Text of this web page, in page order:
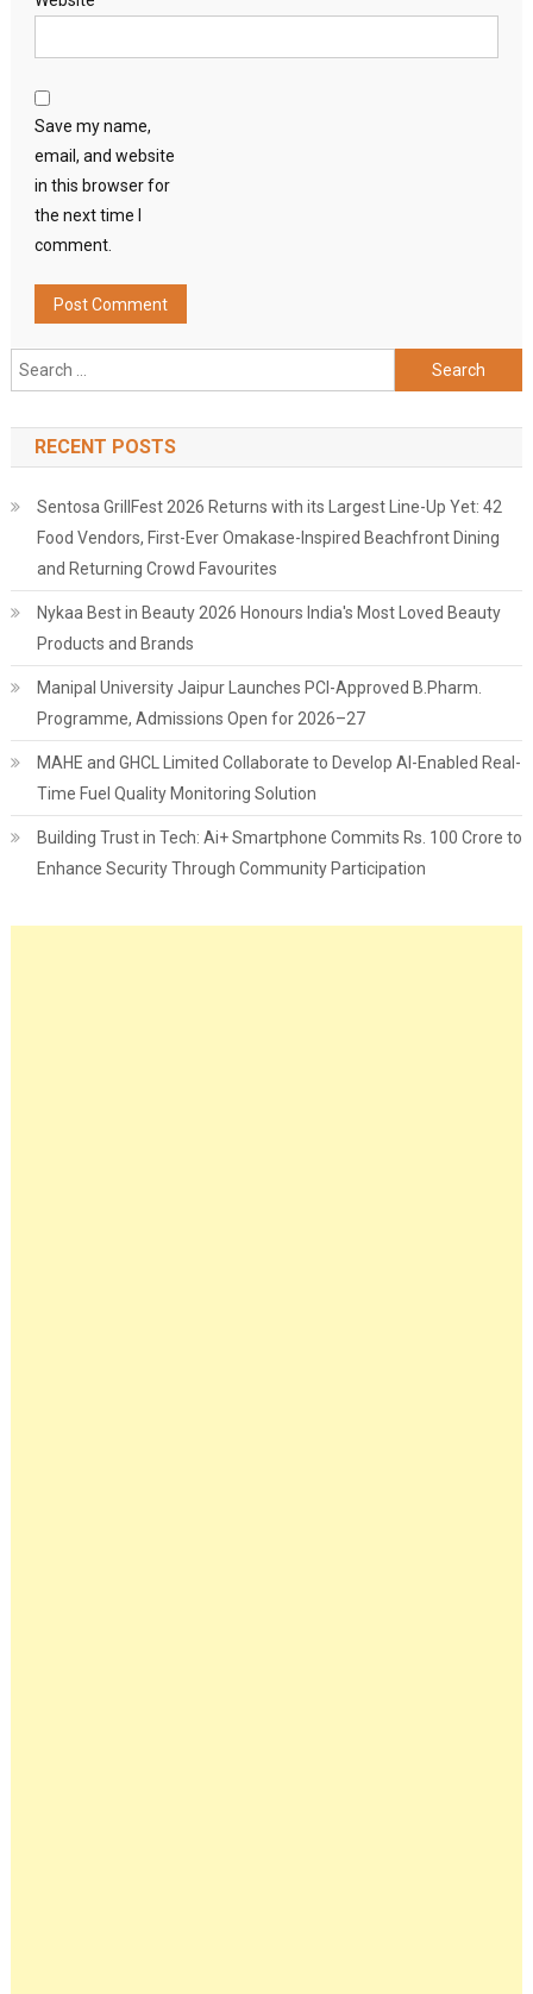
Save my name,
email, and website
in this browser for
the next time I
comment.
Search
for:
RECENT POSTS
Sentosa GrillFest 2026 Returns with its Largest Line-Up Yet: 42
Food Vendors, First-Ever Omakase-Inspired Beachfront Dining
and Returning Crowd Favourites
Nykaa Best in Beauty 2026 Honours India's Most Loved Beauty
Products and Brands
Manipal University Jaipur Launches PCI-Approved B.Pharm.
Programme, Admissions Open for 2026–27
MAHE and GHCL Limited Collaborate to Develop AI-Enabled Real-
Time Fuel Quality Monitoring Solution
Building Trust in Tech: Ai+ Smartphone Commits Rs. 100 Crore to
Enhance Security Through Community Participation